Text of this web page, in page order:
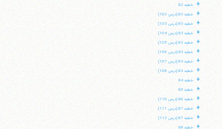
+ خطبه 82
+ خطبه 83 (درس 102)
+ خطبه 83 (درس 103)
+ خطبه 83 (درس 104)
+ خطبه 83 (درس 105)
+ خطبه 83 (درس 106)
+ خطبه 83 (درس 107)
+ خطبه 83 (درس 108)
+ خطبه 84
+ خطبه 85
+ خطبه 86 (درس 110)
+ خطبه 87 (درس 111)
+ خطبه 87 (درس 112)
+ خطبه 88